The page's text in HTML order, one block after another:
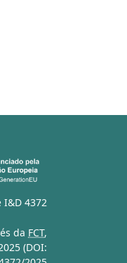
I&D 4372
da FCT,
(DOI: